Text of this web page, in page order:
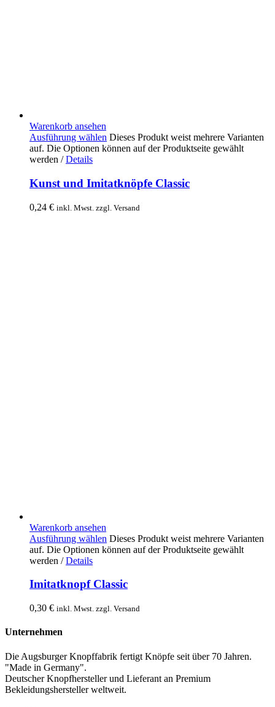
Warenkorb ansehen
Ausführung wählen Dieses Produkt weist mehrere Varianten
auf. Die Optionen können auf der Produktseite gewählt
werden / Details
Kunst und Imitatknöpfe Classic
0,24 € inkl. Mwst. zzgl. Versand
Warenkorb ansehen
Ausführung wählen Dieses Produkt weist mehrere Varianten
auf. Die Optionen können auf der Produktseite gewählt
werden / Details
Imitatknopf Classic
0,30 € inkl. Mwst. zzgl. Versand
Unternehmen
Die Augsburger Knopffabrik fertigt Knöpfe seit über 70 Jahren.
"Made in Germany".
Deutscher Knopfhersteller und Lieferant an Premium
Bekleidungshersteller weltweit.